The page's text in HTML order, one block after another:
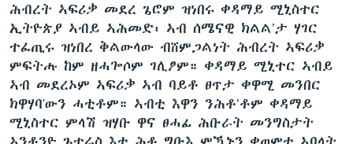
ሕብረት ኣፍሪቃ መደረ ጌሮም ዝነበሩ ቀዳማይ ሚኒስተር
ኢትዮጵያ ኣብይ ኣሕመድ፡ ኣብ ሰሜናዊ ክልል’ታ ሃገር
ተፈጢሩ ዝነበረ ቅልውላው ብሸምጋልነት ሕብረት ኣፍሪቃ
ምፍትሑ ከም ዘሓጐሶም ገሊፆም። ቀዳማይ ሚኒተር ኣብይ
ኣብ መደረኦም ኣፍሪቃ ኣብ ባይቶ ፀጥታ ቀዋሚ መንበር
ክዋሃባ'ውን ሓቲቶም። ኣብቲ እዋን ንሕቶ’ቶም ቀዳማይ
ሚኒስተር ምላሽ ዝሃቡ ዋና ፀሓፊ ሕቡራት መንግስታት